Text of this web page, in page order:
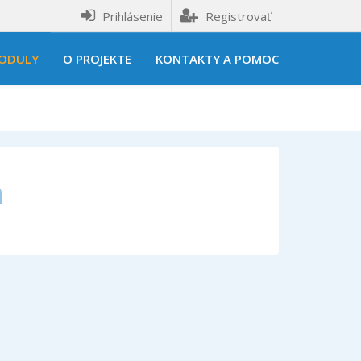
Prihlásenie Registrovať
O PROJEKTE KONTAKTY A POMOC